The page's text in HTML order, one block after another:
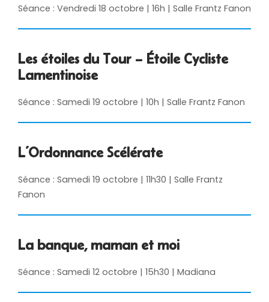
Séance : Vendredi 18 octobre | 16h | Salle Frantz Fanon
Les étoiles du Tour – Étoile Cycliste
Lamentinoise
Séance : Samedi 19 octobre | 10h | Salle Frantz Fanon
L’Ordonnance Scélérate
Séance : Samedi 19 octobre | 11h30 | Salle Frantz
Fanon
La banque, maman et moi
Séance : Samedi 12 octobre | 15h30 | Madiana